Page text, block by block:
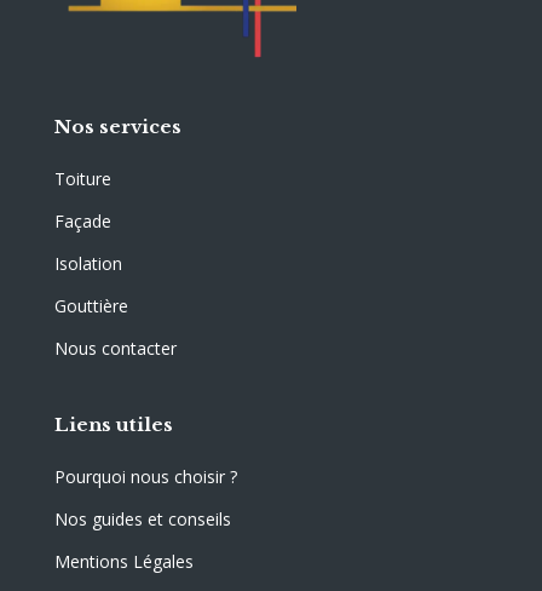
Nos services
Toiture
Façade
Isolation
Gouttière
Nous contacter
Liens utiles
Pourquoi nous choisir ?
Nos guides et conseils
Mentions Légales